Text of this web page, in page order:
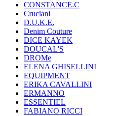
CONSTANCE.C
Cruciani
D.U.K.E.
Denim Couture
DICE KAYEK
DOUCAL'S
DROMe
ELENA GHISELLINI
EQUIPMENT
ERIKA CAVALLINI
ERMANNO
ESSENTIEL
FABIANO RICCI